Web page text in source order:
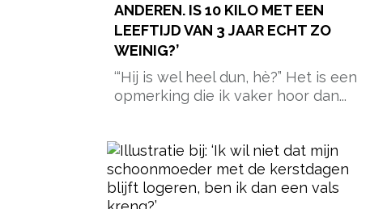
ANDEREN. IS 10 KILO MET EEN
LEEFTIJD VAN 3 JAAR ECHT ZO
WEINIG?’
‘“Hij is wel heel dun, hè?” Het is een
opmerking die ik vaker hoor dan...